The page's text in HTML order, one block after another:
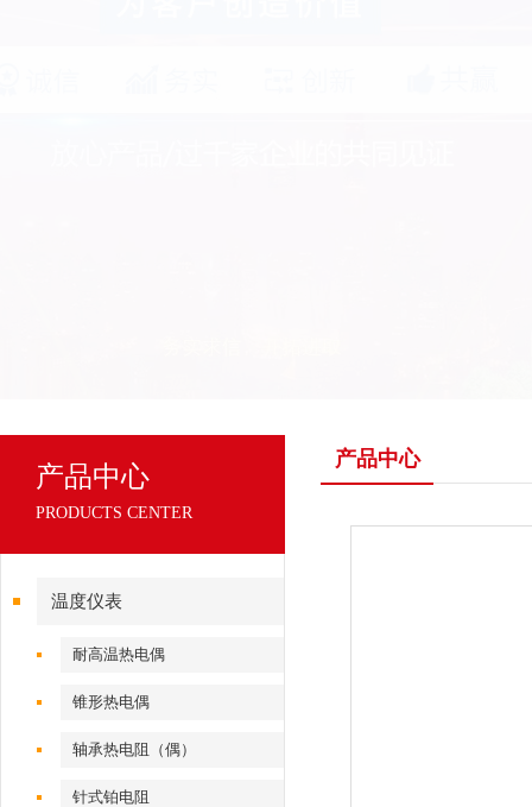
产品中心
PRODUCTS CENTER
温度仪表
耐高温热电偶
锥形热电偶
轴承热电阻（偶）
针式铂电阻
产品中心